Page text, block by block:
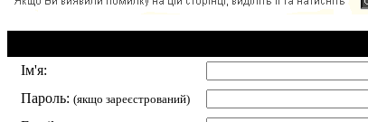
Ім'я:
Пароль: (якщо зареєстрований)